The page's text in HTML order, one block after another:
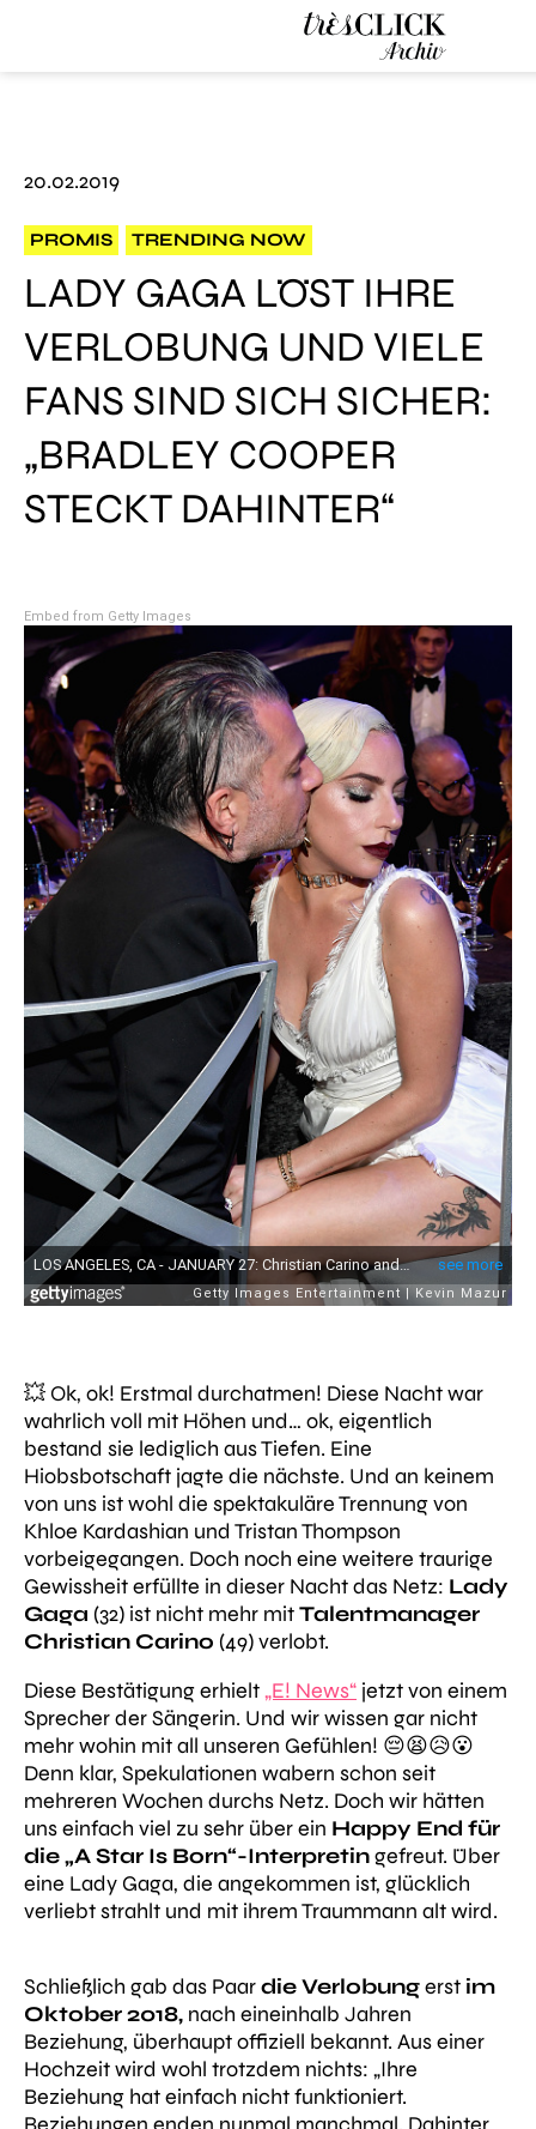
20.02.2019
PROMIS TRENDING NOW
LADY GAGA LÖST IHRE
VERLOBUNG UND VIELE
FANS SIND SICH SICHER:
„BRADLEY COOPER
STECKT DAHINTER“
Embed from Getty Images
💥 Ok, ok! Erstmal durchatmen! Diese Nacht war
wahrlich voll mit Höhen und… ok, eigentlich
bestand sie lediglich aus Tiefen. Eine
Hiobsbotschaft jagte die nächste. Und an keinem
von uns ist wohl die spektakuläre Trennung von
Khloe Kardashian und Tristan Thompson
vorbeigegangen. Doch noch eine weitere traurige
Gewissheit erfüllte in dieser Nacht das Netz: Lady
Gaga (32) ist nicht mehr mitTalentmanager
Christian Carino (49) verlobt.
Diese Bestätigung erhielt„E! News“ jetzt von einem
Sprecher der Sängerin. Und wir wissen gar nicht
mehr wohin mit all unseren Gefühlen! 😔😫😥😮
Denn klar, Spekulationen wabern schon seit
mehreren Wochen durchs Netz. Doch wir hätten
uns einfach viel zu sehr über ein Happy End für
die „A Star Is Born“-Interpretingefreut. Über
eine Lady Gaga, die angekommen ist, glücklich
verliebt strahlt und mit ihrem Traummann alt wird.
Schließlich gab das Paardie Verlobungerst im
Oktober 2018, nach eineinhalb Jahren
Beziehung, überhaupt offiziell bekannt. Aus einer
Hochzeit wird wohl trotzdem nichts: „Ihre
Beziehung hat einfach nicht funktioniert.
Beziehungen enden nunmal manchmal. Dahinter